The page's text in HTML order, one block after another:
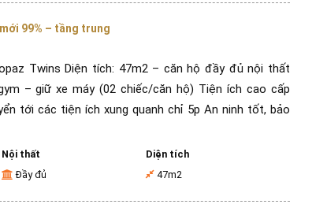
99% – tầng trung
Twins Diện tích: 47m2 – căn hộ đầy đủ nội thất
– giữ xe máy (02 chiếc/căn hộ) Tiện ích cao cấp
tới các tiện ích xung quanh chỉ 5p An ninh tốt, bảo
Nội thất
Diện tích
Đầy đủ 47m2